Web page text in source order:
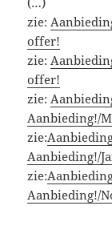
zie:
offer!
zie:
offer!
zie:
Aanbieding!/
zie:
Aanbieding!/
zie:
Aanbieding!/